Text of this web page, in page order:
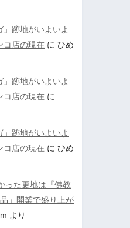
跡地がいよいよ
コ店の現在 に ひめ
跡地がいよいよ
コ店の現在 に
跡地がいよいよ
コ店の現在 に ひめ
った更地は『佛教
」開業で盛り上が
より